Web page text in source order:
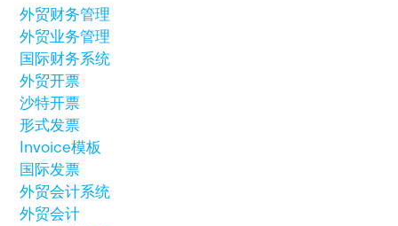
外贸财务管理
外贸业务管理
国际财务系统
外贸开票
沙特开票
形式发票
Invoice模板
国际发票
外贸会计系统
外贸会计